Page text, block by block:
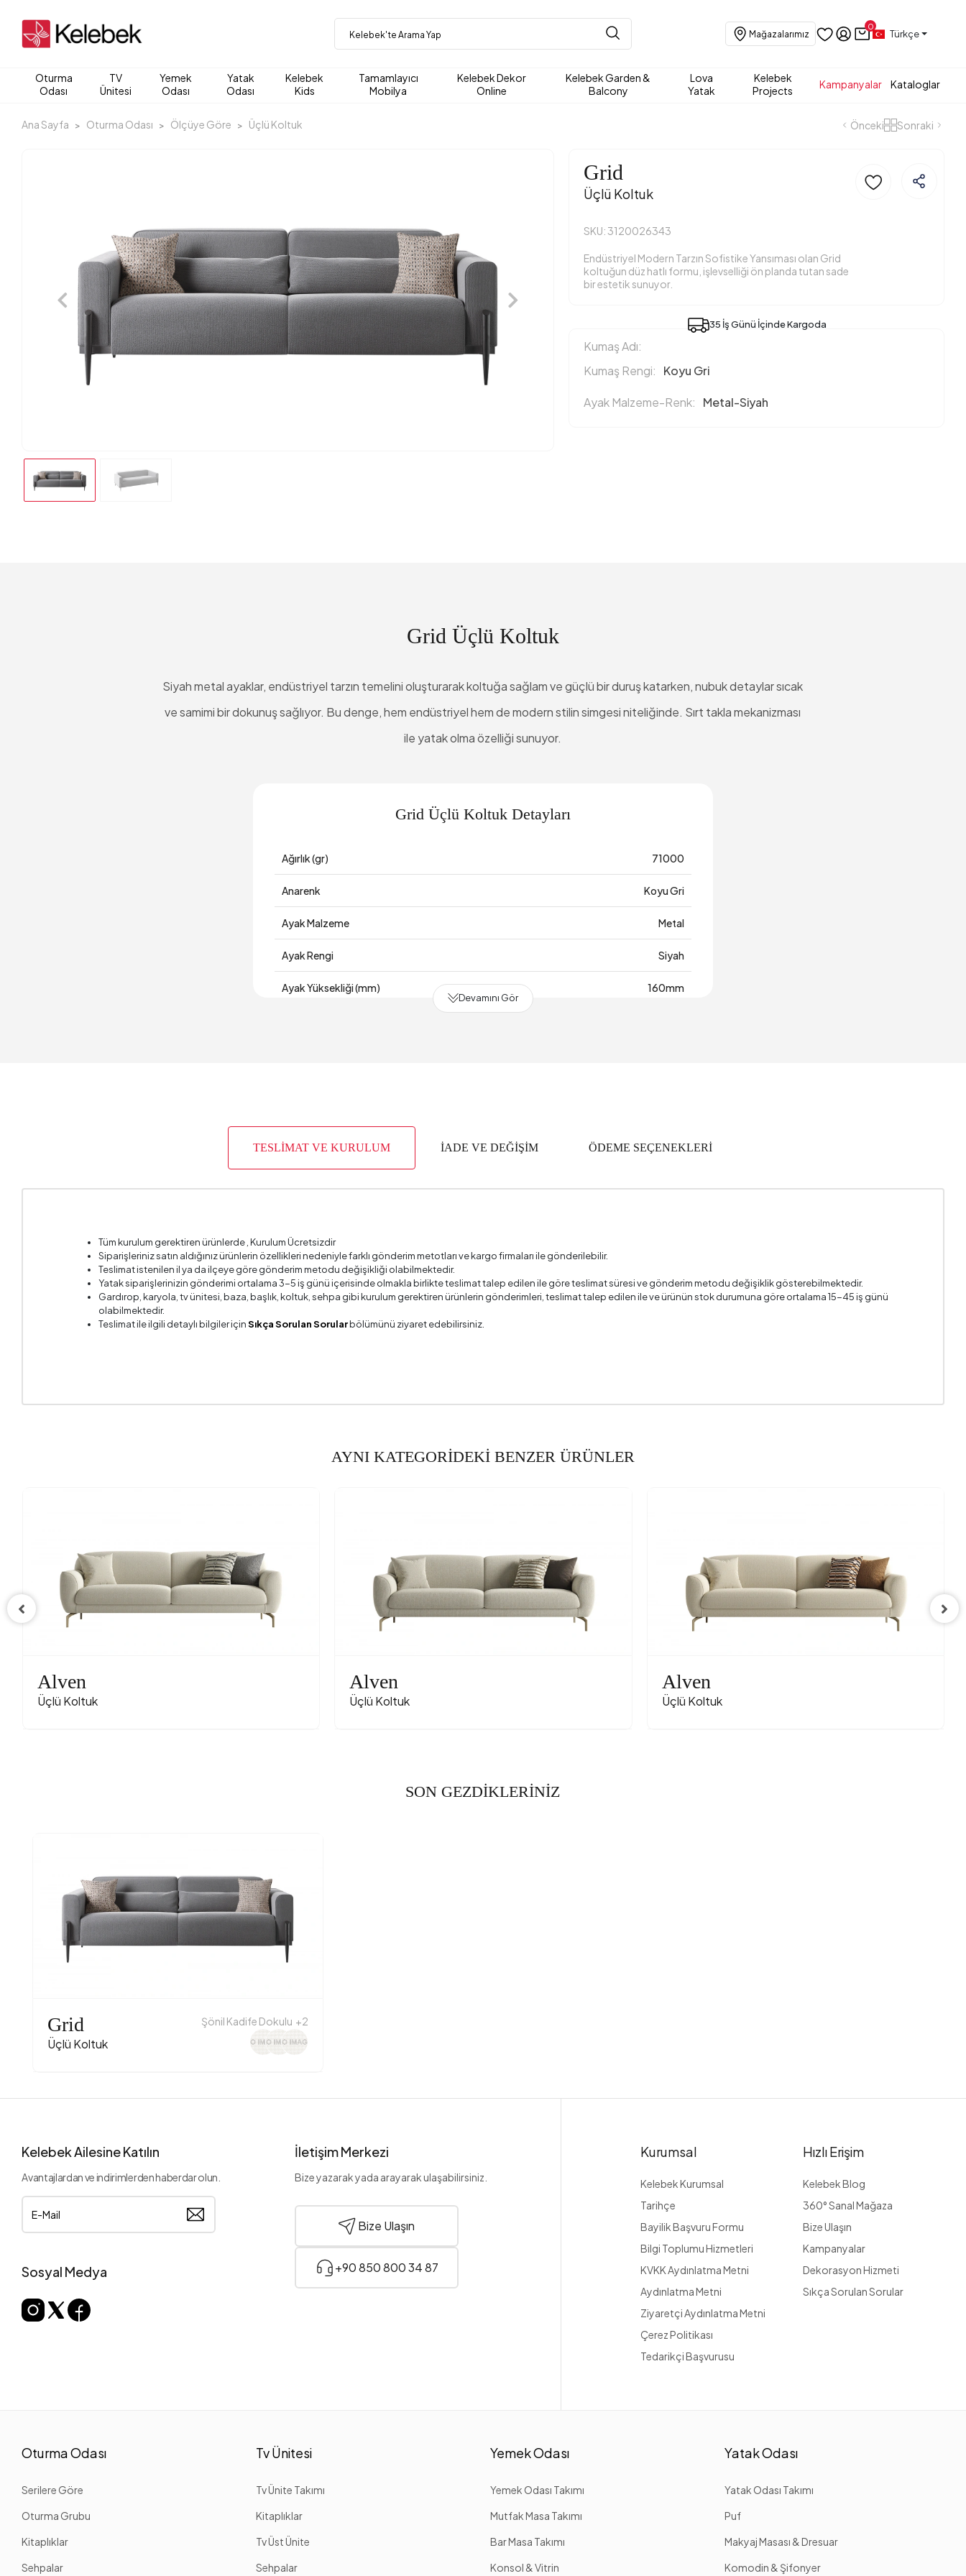
Mağazalarımız
0
Türkçe
Oturma
Odası
TV
Ünitesi
Yemek
Odası
Yatak
Odası
Kelebek
Kids
Tamamlayıcı
Mobilya
Kelebek Dekor
Online
Kelebek Garden &
Balcony
Lova
Yatak
Kelebek
Projects
Kampanyalar Kataloglar
Ana Sayfa Oturma Odası Ölçüye Göre Üçlü Koltuk Önceki Sonraki
Grid
Üçlü Koltuk
SKU: 3120026343
Endüstriyel Modern Tarzın Sofistike Yansıması olan Grid
koltuğun düz hatlı formu, işlevselliği ön planda tutan sade
bir estetik sunuyor.
35 İş Günü İçinde Kargoda
Kumaş Adı:
Kumaş Rengi:
Koyu Gri
Ayak Malzeme-Renk: Metal-Siyah
Grid Üçlü Koltuk
Siyah metal ayaklar, endüstriyel tarzın temelini oluşturarak koltuğa sağlam ve güçlü bir duruş katarken, nubuk detaylar sıcak
ve samimi bir dokunuş sağlıyor. Bu denge, hem endüstriyel hem de modern stilin simgesi niteliğinde. Sırt takla mekanizması
ile yatak olma özelliği sunuyor.
Grid Üçlü Koltuk Detayları
Ağırlık (gr) 71000
Anarenk Koyu Gri
Ayak Malzeme Metal
Ayak Rengi Siyah
Ayak Yüksekliği (mm) 160mm
Garanti Süresi 2 Yıl
Kapasite
Kartela Kumaş No 9902
Kol Yüksekliği (mm) 480 mm
Oturma Yüksekliği (mm)
Ayak Malzeme-Renk Metal-Siyah
Devamını Gör
TESLİMAT VE KURULUM İADE VE DEĞİŞİM ÖDEME SEÇENEKLERİ
Tüm kurulum gerektiren ürünlerde , Kurulum Ücretsizdir
Siparişleriniz satın aldığınız ürünlerin özellikleri nedeniyle farklı gönderim metotları ve kargo firmaları ile gönderilebilir.
Teslimat istenilen il ya da ilçeye göre gönderim metodu değişikliği olabilmektedir.
Yatak siparişlerinizin gönderimi ortalama 3-5 iş günü içerisinde olmakla birlikte teslimat talep edilen ile göre teslimat süresi ve gönderim metodu değişiklik gösterebilmektedir.
Gardırop, karyola, tv ünitesi, baza, başlık, koltuk, sehpa gibi kurulum gerektiren ürünlerin gönderimleri, teslimat talep edilen ile ve ürünün stok durumuna göre ortalama 15-45 iş günü
olabilmektedir.
Teslimat ile ilgili detaylı bilgiler içinSıkça Sorulan Sorularbölümünü ziyaret edebilirsiniz.
AYNI KATEGORİDEKİ BENZER ÜRÜNLER
Alven
Üçlü Koltuk
Alven
Üçlü Koltuk
Alven
Üçlü Koltuk
SON GEZDİKLERİNİZ
Grid
Üçlü Koltuk
Şönil Kadife Dokulu +2
Kelebek Ailesine Katılın
Avantajlardan ve indirimlerden haberdar olun.
Sosyal Medya
İletişim Merkezi
Bize yazarak yada arayarak ulaşabilirsiniz.
Bize Ulaşın
+90 850 800 34 87
Kurumsal
Kelebek Kurumsal
Tarihçe
Bayilik Başvuru Formu
Bilgi Toplumu Hizmetleri
KVKK Aydınlatma Metni
Aydınlatma Metni
Ziyaretçi Aydınlatma Metni
Çerez Politikası
Tedarikçi Başvurusu
Hızlı Erişim
Kelebek Blog
360° Sanal Mağaza
Bize Ulaşın
Kampanyalar
Dekorasyon Hizmeti
Sıkça Sorulan Sorular
Oturma Odası
Serilere Göre
Oturma Grubu
Kitaplıklar
Sehpalar
Tv Ünitesi
Tv Ünite Takımı
Kitaplıklar
Tv Üst Ünite
Sehpalar
Yemek Odası
Yemek Odası Takımı
Mutfak Masa Takımı
Bar Masa Takımı
Konsol & Vitrin
Yatak Odası
Yatak Odası Takımı
Puf
Makyaj Masası & Dresuar
Komodin & Şifonyer